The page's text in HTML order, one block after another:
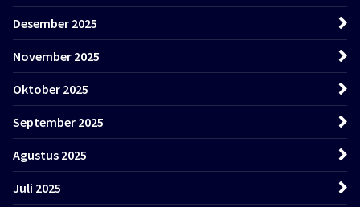
Desember 2025
November 2025
Oktober 2025
September 2025
Agustus 2025
Juli 2025